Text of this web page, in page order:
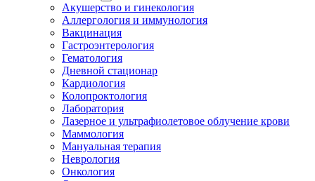
Акушерство и гинекология
Аллергология и иммунология
Вакцинация
Гастроэнтерология
Гематология
Дневной стационар
Кардиология
Колопроктология
Лаборатория
Лазерное и ультрафиолетовое облучение крови
Маммология
Мануальная терапия
Неврология
Онкология